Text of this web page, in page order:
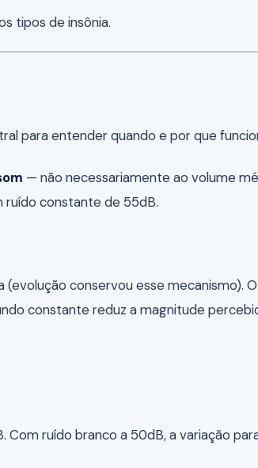
tipos de insônia.
para entender quando e por que
— não necessariamente ao volume
constante de 55dB.
conservou esse mecanismo).
constante reduz a magnitude
ruído branco a 50dB, a variação